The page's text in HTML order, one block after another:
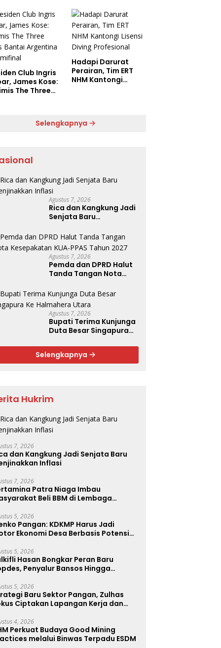
Club Ingris
James Kose:
The Three
Hadapi Darurat
Perairan, Tim ERT
NHM Kantongi
Selengkapnya
Agustus 7, 2026
Rica dan Kangkung Jadi
Senjata Baru
Agustus 7, 2026
Pemda dan DPRD Halut
Tanda Tangan Nota
Tahun 2027
Agustus 7, 2026
Bupati Terima Kunjunga
Duta Besar Singapura
Selengkapnya
Hukrim
7, 2026
dan Kangkung Jadi Senjata Baru
Inflasi
7, 2026
Patra Niaga Imbau
Beli BBM di Lembaga
5, 2026
Pangan: KDKMP Harus Jadi
Ekonomi Desa Berbasis Potensi
Perkebunan
5, 2026
Hasan Bongkar Peran Baru
Penyalur Bansos Hingga
5, 2026
Baru Sektor Pangan, Zulhas
Ciptakan Lapangan Kerja dan
4, 2026
Perkuat Budaya Good Mining
melalui Binwas Terpadu ESDM